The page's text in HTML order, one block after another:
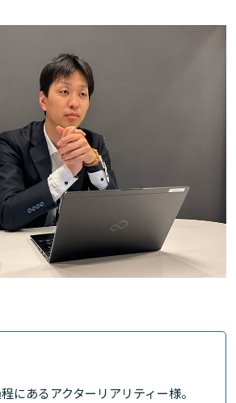
にあるアクターリアリティー様。